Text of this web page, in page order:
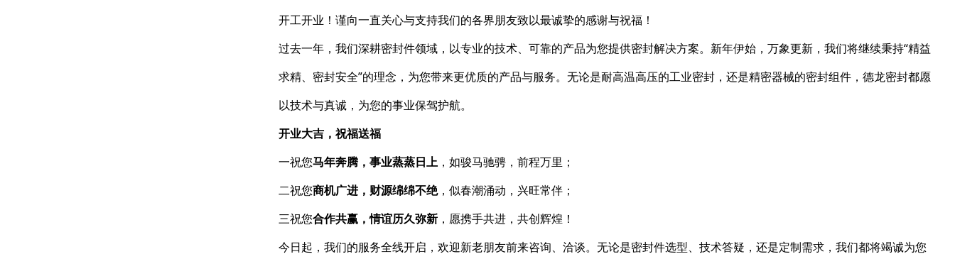
开工开业！谨向一直关心与支持我们的各界朋友致以最诚挚的感谢与祝福！
过去一年，我们深耕密封件领域，以专业的技术、可靠的产品为您提供密封解决方案。新年伊始，万象更新，我们将继续秉持“精益
求精、密封安全”的理念，为您带来更优质的产品与服务。无论是耐高温高压的工业密封，还是精密器械的密封组件，德龙密封都愿
以技术与真诚，为您的事业保驾护航。
开业大吉，祝福送福
一祝您马年奔腾，事业蒸蒸日上，如骏马驰骋，前程万里；
二祝您商机广进，财源绵绵不绝，似春潮涌动，兴旺常伴；
三祝您合作共赢，情谊历久弥新，愿携手共进，共创辉煌！
今日起，我们的服务全线开启，欢迎新老朋友前来咨询、洽谈。无论是密封件选型、技术答疑，还是定制需求，我们都将竭诚为您